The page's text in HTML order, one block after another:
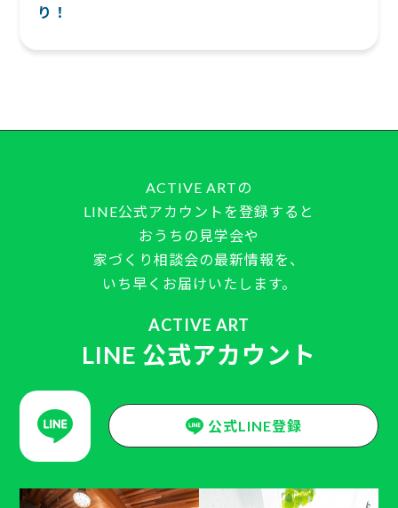
り！
ACTIVE ARTの
LINE公式アカウントを登録すると
おうちの見学会や
家づくり相談会の最新情報を、
いち早くお届けいたします。
ACTIVE ART
LINE 公式アカウント
公式LINE登録